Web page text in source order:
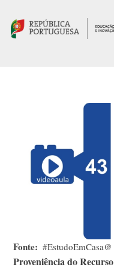
Fonte #EstudoEmCasa@
Proveniência do Recurso